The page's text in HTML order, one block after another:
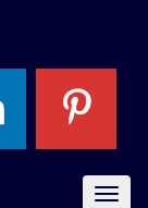
Menu